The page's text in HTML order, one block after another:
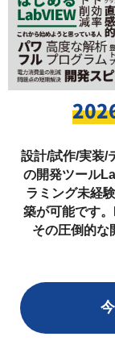
設計/試作/実装/
の開発ツール
ラミング未経
築が可能です
その圧倒的な